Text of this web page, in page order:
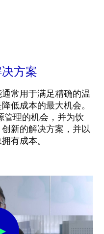
方案
常用于满足精确的温
低成本的最大机会。
管理的机会，并为饮
新的解决方案，并以
有成本。